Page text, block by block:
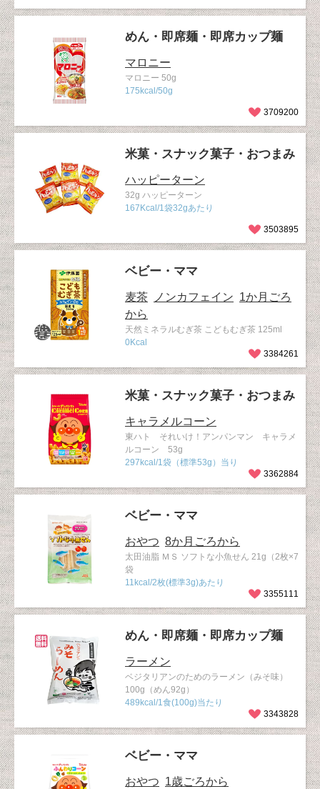
めん・即席麺・即席カップ麺
マロニー
マロニー 50g
175kcal/50g
3709200
米菓・スナック菓子・おつまみ
ハッピーターン
32g ハッピーターン
167Kcal/1袋32gあたり
3503895
ベビー・ママ
麦茶 ノンカフェイン 1か月ごろ
から
天然ミネラルむぎ茶 こどもむぎ茶 125ml
0Kcal
3384261
米菓・スナック菓子・おつまみ
キャラメルコーン
東ハト それいけ！アンパンマン キャラメ
ルコーン 53g
297kcal/1袋（標準53g）当り
3362884
ベビー・ママ
おやつ 8か月ごろから
太田油脂 ＭＳ ソフトな小魚せん 21g（2枚×7
袋
11kcal/2枚(標準3g)あたり
3355111
めん・即席麺・即席カップ麺
ラーメン
ベジタリアンのためのラーメン（みそ味）
100g（めん92g）
489kcal/1食(100g)当たり
3343828
ベビー・ママ
おやつ 1歳ごろから